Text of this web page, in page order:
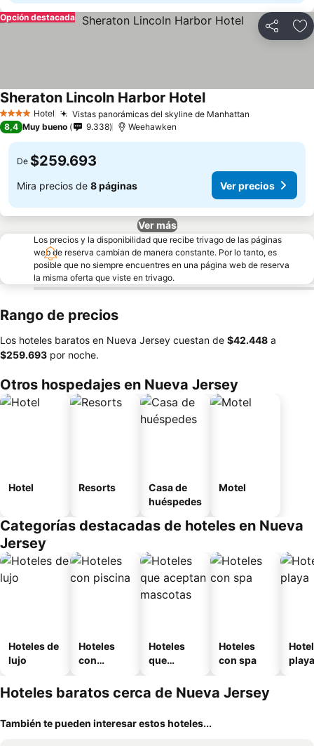
Compartir
Opción destacada
4 EstrellasHotel Vistas panorámicas del skyline de Manhattan
Sheraton Lincoln Harbor Hotel
8,4 Muy bueno 9.338 Weehawken
De $259.693
Mira precios de 8 páginas Ver precios
Ver más
Los precios y la disponibilidad que recibe trivago de las páginas
web de reserva cambian de manera constante. Por lo tanto, es
posible que no siempre encuentres en una página web de reserva
la misma oferta que viste en trivago.
Rango de precios
Los hoteles baratos en Nueva Jersey cuestan de ‎$42.448 a
‎$259.693 por noche.
Otros hospedajes en Nueva Jersey
Hotel Resorts
Casa de
huéspedes
Motel
Categorías destacadas de hoteles en Nueva
Jersey
Hoteles de
lujo
Hoteles
con
Hoteles
que
mascotas
Hoteles
con spa
playa
Hoteles baratos cerca de Nueva Jersey
También te pueden interesar estos hoteles...